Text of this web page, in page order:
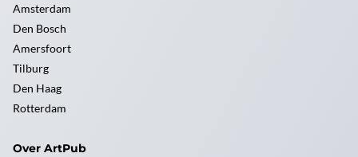
Amsterdam
Den Bosch
Amersfoort
Tilburg
Den Haag
Rotterdam
Over ArtPub